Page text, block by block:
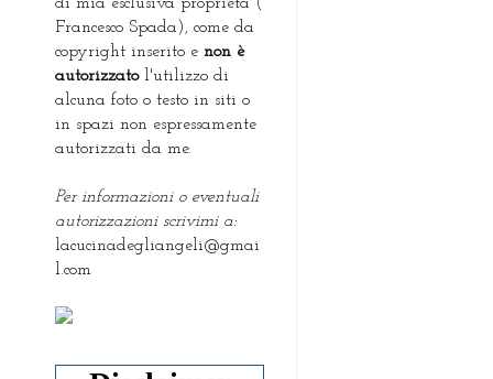
Francesco Spada), come da
copyright inserito e non è
autorizzatol'utilizzo di
alcuna foto o testo in siti o
in spazi non espressamente
autorizzati da me.
Per informazioni o eventuali
autorizzazioni scrivimi a:
lacucinadegliangeli@gmai
l.com